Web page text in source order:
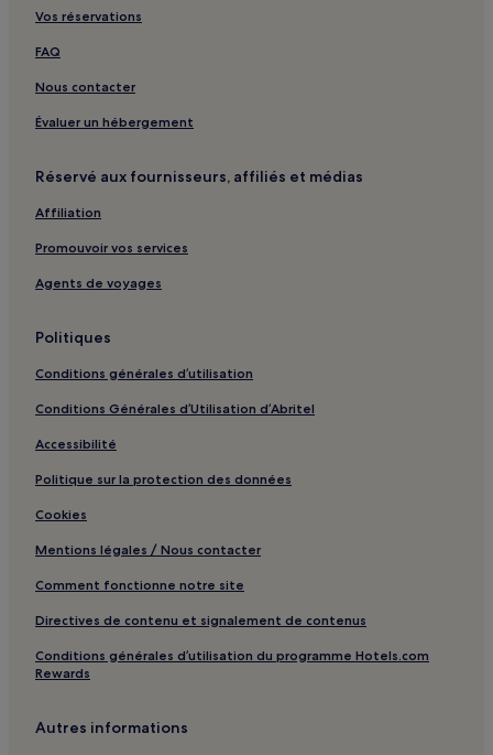
proximité
Vos réservations
FAQ
Nous contacter
Évaluer un hébergement
Réservé aux fournisseurs, affiliés et médias
Affiliation
Promouvoir vos services
Agents de voyages
Politiques
Conditions générales d’utilisation
Conditions Générales d’Utilisation d’Abritel
Accessibilité
Politique sur la protection des données
Cookies
Mentions légales / Nous contacter
Comment fonctionne notre site
Directives de contenu et signalement de contenus
Conditions générales d’utilisation du programme Hotels.com
Rewards
Autres informations